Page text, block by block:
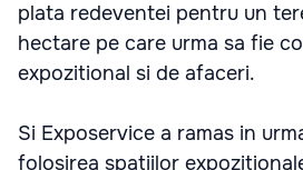
plata redeventei pentru un
hectare pe care urma sa fie
expozitional si de afaceri.
Si Exposervice a ramas in
folosirea spatiilor